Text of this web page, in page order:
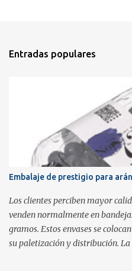
Entradas populares
Embalaje de prestigio para
Los clientes perciben mayor
venden normalmente en
gramos. Estos envases se
su paletización y distribución. La